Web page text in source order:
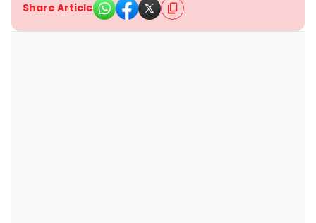
Share Article